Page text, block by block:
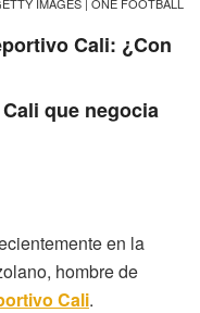
Cali: ¿Con
que negocia
en la
hombre de
Cali.